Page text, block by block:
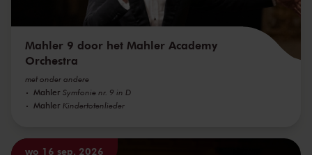
Mahler 9 door het Mahler Academy
Orchestra
met onder andere
Mahler Symfonie nr. 9 in D
Mahler Kindertotenlieder
wo 16 sep. 2026